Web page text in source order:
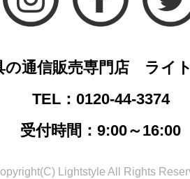
の通信販売専門店 ライ
TEL：0120-44-3374
受付時間：9:00～16:00
Lightstyle All Rights